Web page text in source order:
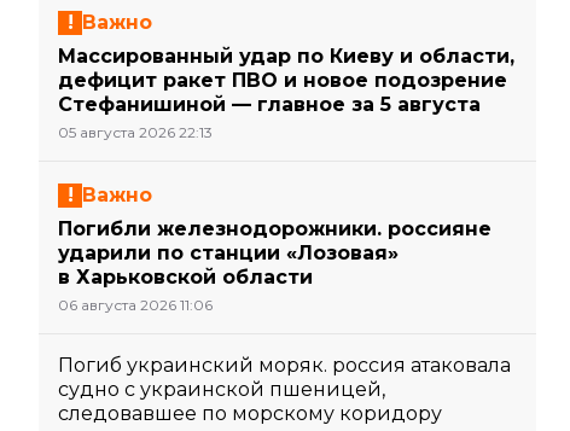
Важно
Массированный удар по Киеву и области,
дефицит ракет ПВО и новое подозрение
Стефанишиной — главное за 5 августа
05 августа 2026 22:13
Важно
Погибли железнодорожники. россияне
ударили по станции «Лозовая»
в Харьковской области
06 августа 2026 11:06
Погиб украинский моряк. россия атаковала
судно с украинской пшеницей,
следовавшее по морскому коридору